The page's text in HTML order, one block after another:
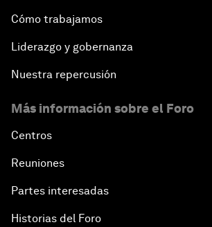
Cómo trabajamos
Liderazgo y gobernanza
Nuestra repercusión
Más información sobre el Foro
Centros
Reuniones
Partes interesadas
Historias del Foro